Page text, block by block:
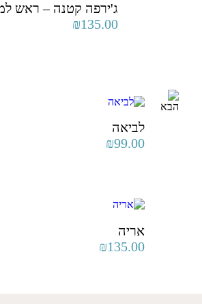
ג'ירפה קטנה – ראש
₪135.00
לביאה
₪99.00
אריה
₪135.00